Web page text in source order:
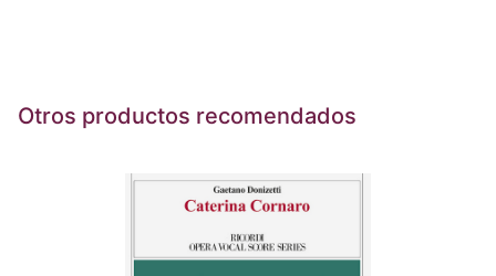
Otros productos recomendados